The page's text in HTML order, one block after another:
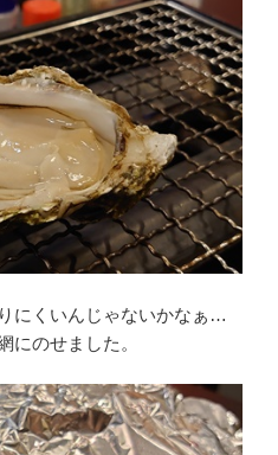
にくいんじゃないかなぁ…
にのせました。